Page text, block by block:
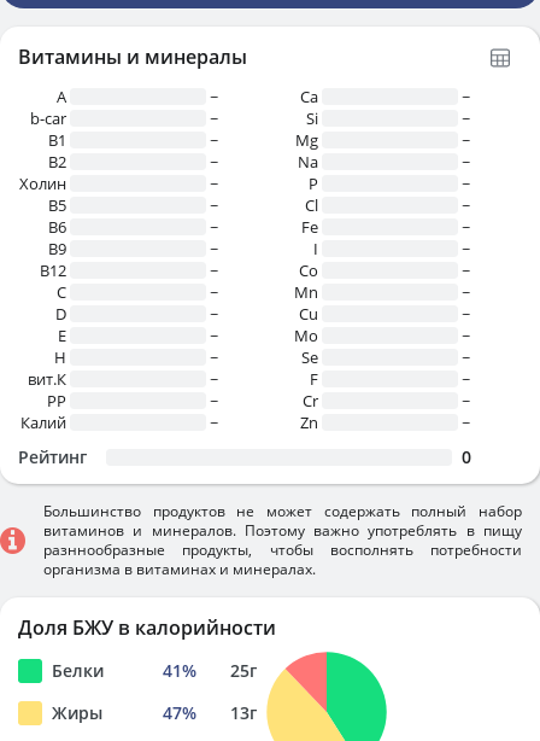
Витамины и минералы
A
~
b-car
~
В1
~
B2
~
Холин
~
B5
~
B6
~
B9
~
B12
~
C
~
D
~
E
~
H
~
вит.К
~
PP
~
Калий
~
Ca
~
Si
~
Mg
~
Na
~
P
~
Cl
~
Fe
~
I
~
Co
~
Mn
~
Cu
~
Mo
~
Se
~
F
~
Cr
~
Zn
~
Рейтинг 0
Большинство продуктов не может содержать полный набор
витаминов и минералов. Поэтому важно употреблять в пищу
разннообразные продукты, чтобы восполнять потребности
организма в витаминах и минералах.
Доля БЖУ в калорийности
Белки 41% 25г
Жиры
47% 13г